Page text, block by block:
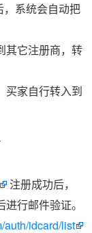
系统会自动把
其它注册商，转
买家自行转入到
注册成功后，
行邮件验证。
auth/idcard/list